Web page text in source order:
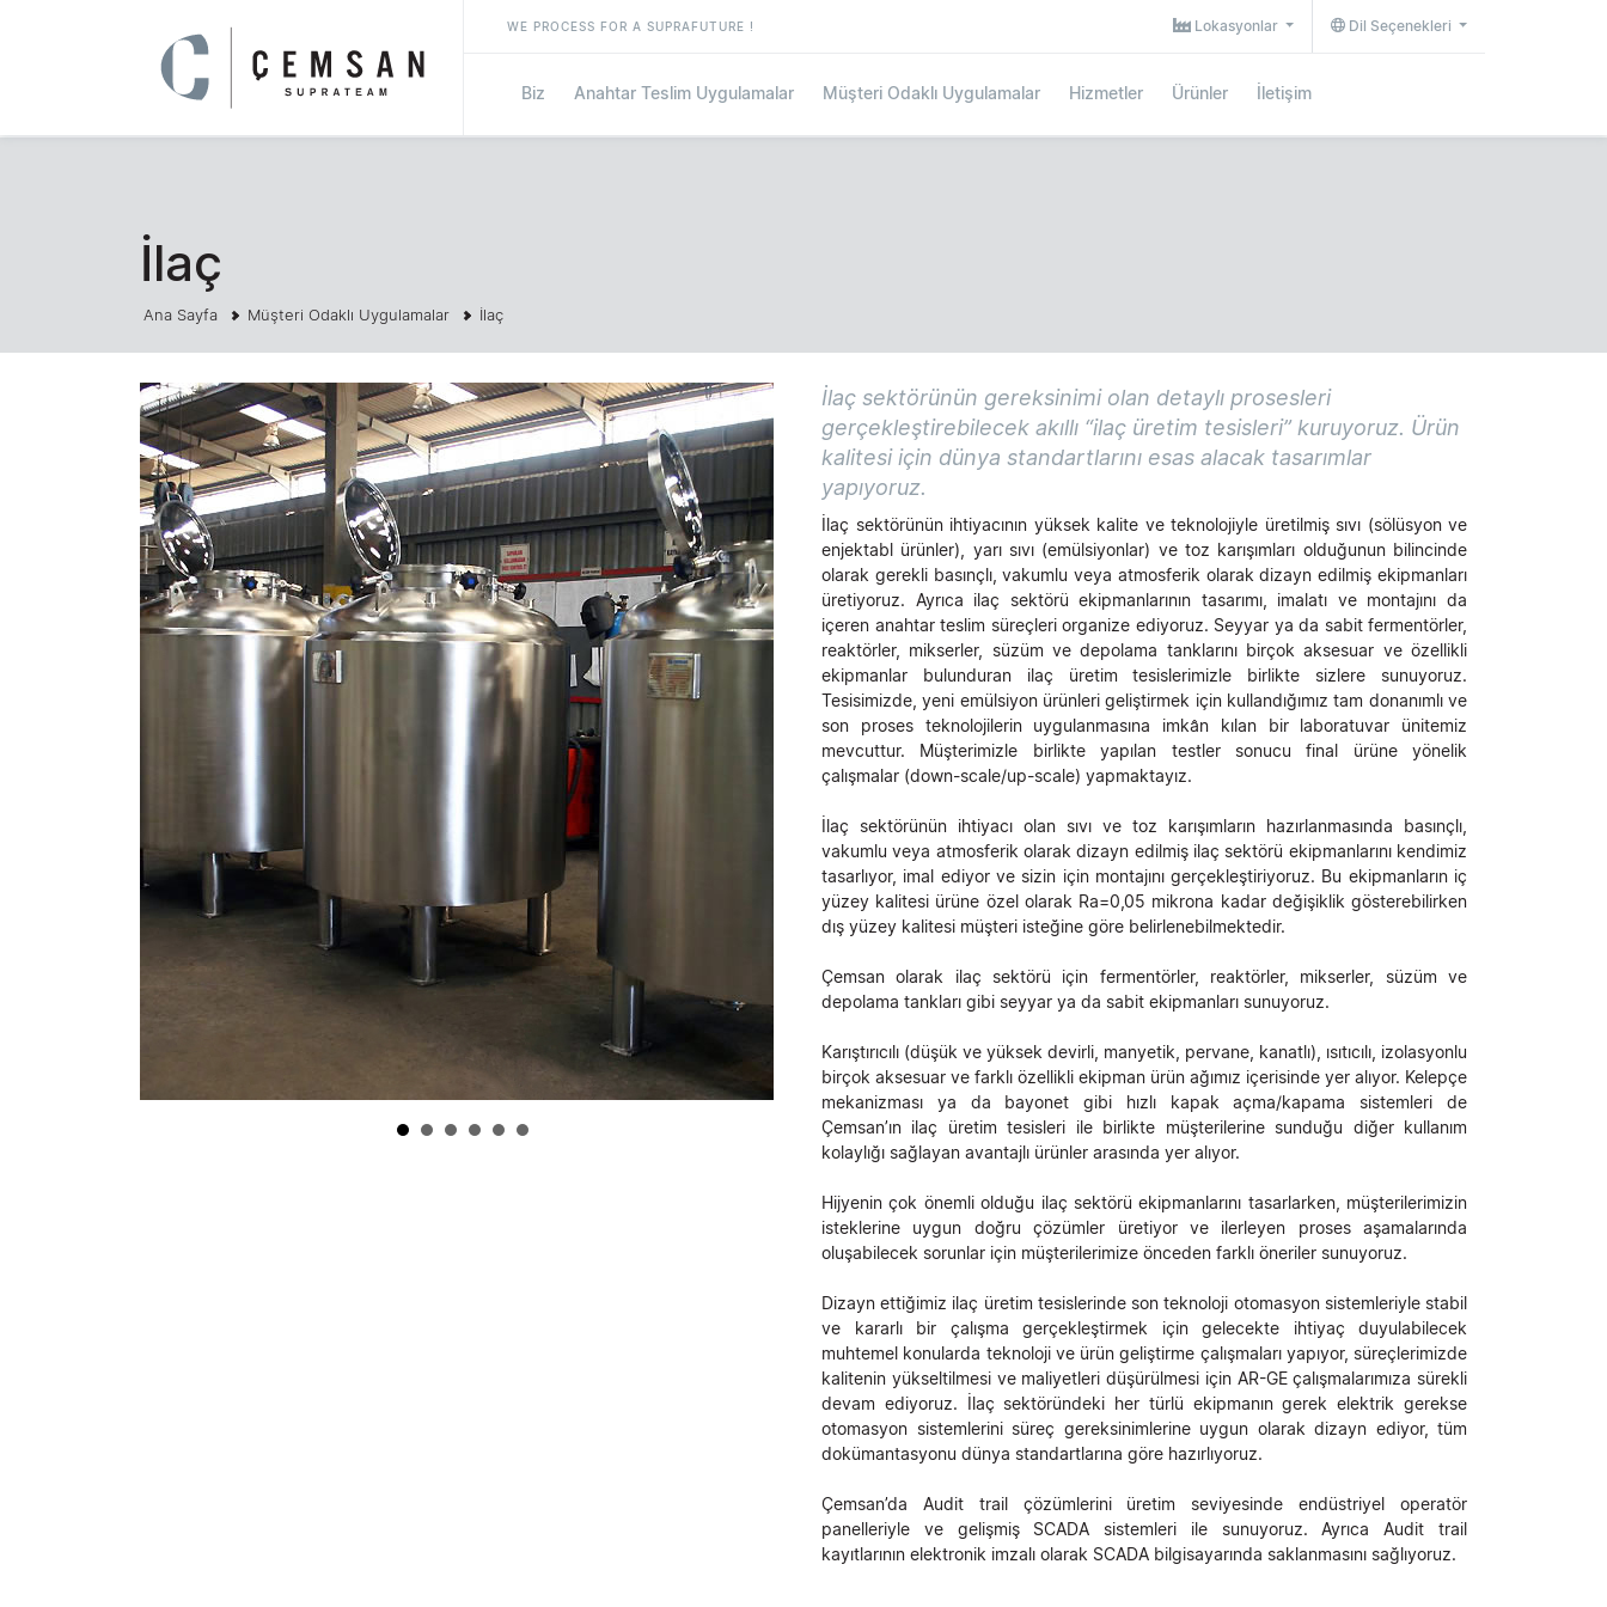
WE PROCESS FOR A SUPRAFUTURE ! Dil Seçenekleri
Lokasyonlar
Biz Anahtar Teslim Uygulamalar Müşteri Odaklı Uygulamalar Hizmetler Ürünler İletişim
İlaç
Ana Sayfa Müşteri Odaklı Uygulamalar İlaç
İlaç sektörünün gereksinimi olan detaylı prosesleri
gerçekleştirebilecek akıllı “ilaç üretim tesisleri” kuruyoruz. Ürün
kalitesi için dünya standartlarını esas alacak tasarımlar
yapıyoruz.
İlaç sektörünün ihtiyacının yüksek kalite ve teknolojiyle üretilmiş sıvı (sölüsyon ve
enjektabl ürünler), yarı sıvı (emülsiyonlar) ve toz karışımları olduğunun bilincinde
olarak gerekli basınçlı, vakumlu veya atmosferik olarak dizayn edilmiş ekipmanları
üretiyoruz. Ayrıca ilaç sektörü ekipmanlarının tasarımı, imalatı ve montajını da
içeren anahtar teslim süreçleri organize ediyoruz. Seyyar ya da sabit fermentörler,
reaktörler, mikserler, süzüm ve depolama tanklarını birçok aksesuar ve özellikli
ekipmanlar bulunduran ilaç üretim tesislerimizle birlikte sizlere sunuyoruz.
Tesisimizde, yeni emülsiyon ürünleri geliştirmek için kullandığımız tam donanımlı ve
son proses teknolojilerin uygulanmasına imkân kılan bir laboratuvar ünitemiz
mevcuttur. Müşterimizle birlikte yapılan testler sonucu final ürüne yönelik
çalışmalar (down-scale/up-scale) yapmaktayız.
İlaç sektörünün ihtiyacı olan sıvı ve toz karışımların hazırlanmasında basınçlı,
vakumlu veya atmosferik olarak dizayn edilmiş ilaç sektörü ekipmanlarını kendimiz
tasarlıyor, imal ediyor ve sizin için montajını gerçekleştiriyoruz. Bu ekipmanların iç
yüzey kalitesi ürüne özel olarak Ra=0,05 mikrona kadar değişiklik gösterebilirken
dış yüzey kalitesi müşteri isteğine göre belirlenebilmektedir.
Çemsan olarak ilaç sektörü için fermentörler, reaktörler, mikserler, süzüm ve
depolama tankları gibi seyyar ya da sabit ekipmanları sunuyoruz.
Karıştırıcılı (düşük ve yüksek devirli, manyetik, pervane, kanatlı), ısıtıcılı, izolasyonlu
birçok aksesuar ve farklı özellikli ekipman ürün ağımız içerisinde yer alıyor. Kelepçe
mekanizması ya da bayonet gibi hızlı kapak açma/kapama sistemleri de
Çemsan’ın ilaç üretim tesisleri ile birlikte müşterilerine sunduğu diğer kullanım
kolaylığı sağlayan avantajlı ürünler arasında yer alıyor.
Hijyenin çok önemli olduğu ilaç sektörü ekipmanlarını tasarlarken, müşterilerimizin
isteklerine uygun doğru çözümler üretiyor ve ilerleyen proses aşamalarında
oluşabilecek sorunlar için müşterilerimize önceden farklı öneriler sunuyoruz.
Dizayn ettiğimiz ilaç üretim tesislerinde son teknoloji otomasyon sistemleriyle stabil
ve kararlı bir çalışma gerçekleştirmek için gelecekte ihtiyaç duyulabilecek
muhtemel konularda teknoloji ve ürün geliştirme çalışmaları yapıyor, süreçlerimizde
kalitenin yükseltilmesi ve maliyetleri düşürülmesi için AR-GE çalışmalarımıza sürekli
devam ediyoruz. İlaç sektöründeki her türlü ekipmanın gerek elektrik gerekse
otomasyon sistemlerini süreç gereksinimlerine uygun olarak dizayn ediyor, tüm
dokümantasyonu dünya standartlarına göre hazırlıyoruz.
Çemsan’da Audit trail çözümlerini üretim seviyesinde endüstriyel operatör
panelleriyle ve gelişmiş SCADA sistemleri ile sunuyoruz. Ayrıca Audit trail
kayıtlarının elektronik imzalı olarak SCADA bilgisayarında saklanmasını sağlıyoruz.